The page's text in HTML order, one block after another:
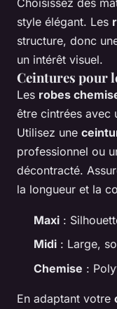
style élégant. Les
structure, donc
un intérêt visuel.
Ceintures pour
Les robes
être cintrées avec
Utilisez une
professionnel ou
décontracté.
la longueur et la
Maxi :
Midi : Large,
Chemise :
En adaptant votre